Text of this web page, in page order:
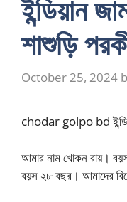
ইন্ডিয়ান
শাশুড়ি
October 25, 2024
chodar golpo bd
আমার নাম খোকন রায়।
বয়স ২৮ বছর। আমাদের